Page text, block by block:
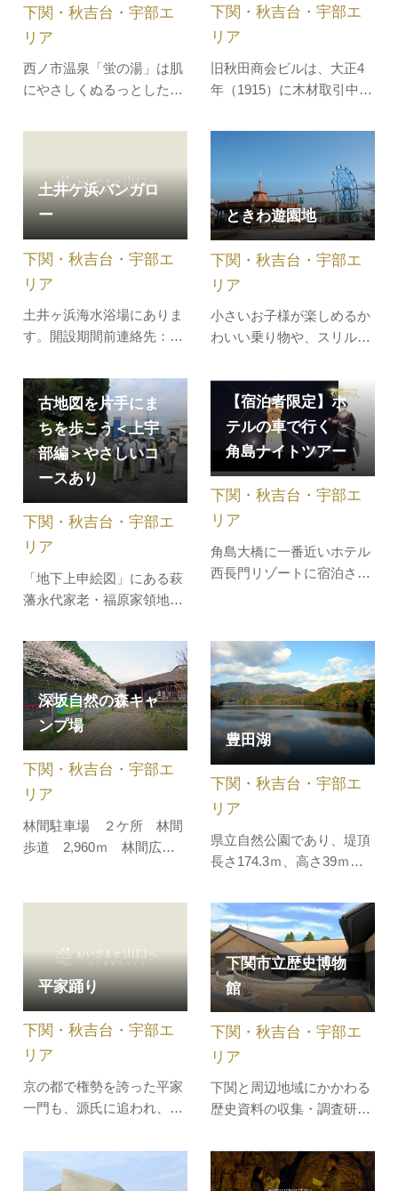
トとして多くの方が訪れて
います。…
西ノ市温泉「蛍の湯」は肌
にやさしくぬるっとした泉
湯」。大浴場、露天風呂、
な良質の天然温泉です。 伝
統和風のしつらえの風情に
あふれた館内で、温泉情緒
をお楽しみください。
※2026年6月1日より、入浴
料金が…
下関・秋吉台・宇部エ
リア
旧秋田商会ビルは、大正4
年（1915）に木材取引中心
秋田商会の事務所兼住宅と
の鉄筋コンクリート造の事
務所建築です。地上3階、
地下1階、塔屋付き、螺旋
階段で上る屋上には日本庭
園や日本家屋もある和洋折
裏のユニー…
下関・秋吉台・宇部エ
リア
土井ケ浜バンガロ
ー
土井ヶ浜海水浴場にありま
す。開設期間前連絡先：
下関・秋吉台・宇部エ
リア
ときわ遊園地
小さいお子様が楽しめるか
わいい乗り物や、スリル満
コースターなど、子供から
大人まで楽しめるアトラク
ションが充実！すべて「の
りもの券」または現金で利
用できるので、気軽に立ち
寄って遊ぶこともできま
ップクラス…
下関・秋吉台・宇部エ
リア
古地図を片手にま
ちを歩こう＜上宇
部編＞やさしいコ
ースあり
「地下上申絵図」にある萩
藩永代家老・福原家領地宇
崎八幡宮、松月庵（院）、
教念寺、信行寺など神社仏
閣が集まっています。宇部
市ふるさとコンパニオンと
一緒に、江戸時代からの道
を確認しながら巡ってみま
しょう。［集合場所］琴崎
八幡宮バ…
下関・秋吉台・宇部エ
リア
【宿泊者限定】ホ
テルの車で行く
角島ナイトツアー
角島大橋に一番近いホテル
西長門リゾートに宿泊され
ツアー。※角島灯台は、令
和7年12月30日で建設され
て150年を迎える。（点灯
されて150年を迎えるの
は、令和8年3月1日。）・
国重要文化財の…
下関・秋吉台・宇部エ
リア
深坂自然の森キャ
ンプ場
林間駐車場 ２ケ所 林間
歩道 2,960ｍ 林間広
ケ所 テント 50張 射撃
場 １ トイレ 駐車場
下関・秋吉台・宇部エ
リア
豊田湖
県立自然公園であり、堤頂
長さ174.3ｍ、高さ39ｍ、
す。水面は入江が多く変化
に富み、鯉や鮒が多く、冬
季はワカサギ釣りを楽しむ
ことができます。湖畔には
キャンプ場もあり、ボート
遊び等で年中賑わいます。
また、湖北には安徳天皇西
市御陵墓（…
下関・秋吉台・宇部エ
リア
平家踊り
京の都で権勢を誇った平家
一門も、源氏に追われ、つ
華の夢を閉じます。平家踊
りは、この戦いで敗れた平
下関・秋吉台・宇部エ
リア
下関市立歴史博物
館
下関と周辺地域にかかわる
歴史資料の収集・調査研究
た長府博物館を継承する博
物館。「海峡に育まれた下
下関・秋吉台・宇部エ
リア